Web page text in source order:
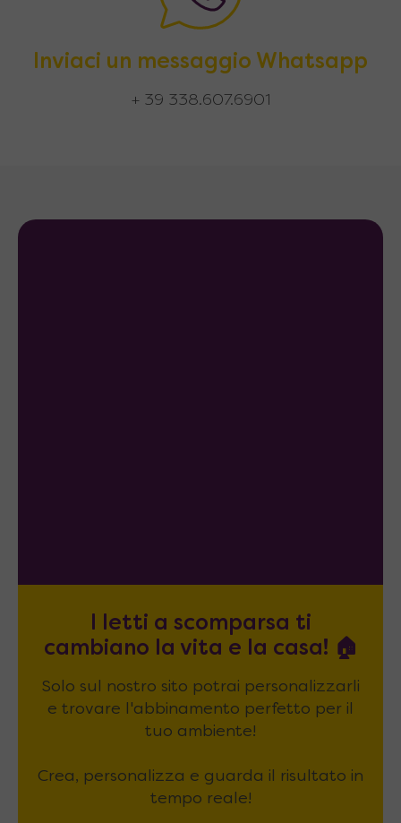
Inviaci un messaggio Whatsapp
+ 39 338.607.6901
I letti a scomparsa ti
cambiano la vita e la casa! 🏠
Solo sul nostro sito potrai personalizzarli
e trovare l'abbinamento perfetto per il
tuo ambiente!
Crea, personalizza e guarda il risultato in
tempo reale!